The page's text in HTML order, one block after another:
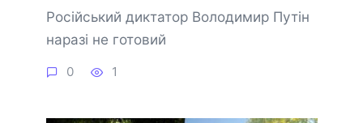
Російський диктатор Володимир Путін
наразі не готовий
0 1